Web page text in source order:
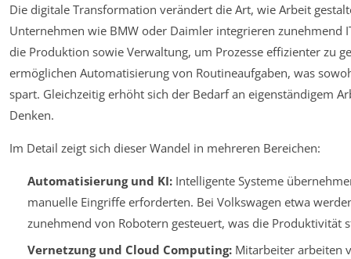
Die digitale Transformation verändert die Art, wie Arbeit
Unternehmen wie BMW oder Daimler integrieren zunehmend
die Produktion sowie Verwaltung, um Prozesse effizienter zu
ermöglichen Automatisierung von Routineaufgaben, was
spart. Gleichzeitig erhöht sich der Bedarf an eigenständigem
Denken.
Im Detail zeigt sich dieser Wandel in mehreren Bereichen:
Automatisierung und KI:Intelligente Systeme
manuelle Eingriffe erforderten. Bei Volkswagen etwa
zunehmend von Robotern gesteuert, was die Produktivität
Vernetzung und Cloud Computing:Mitarbeiter arbeiten